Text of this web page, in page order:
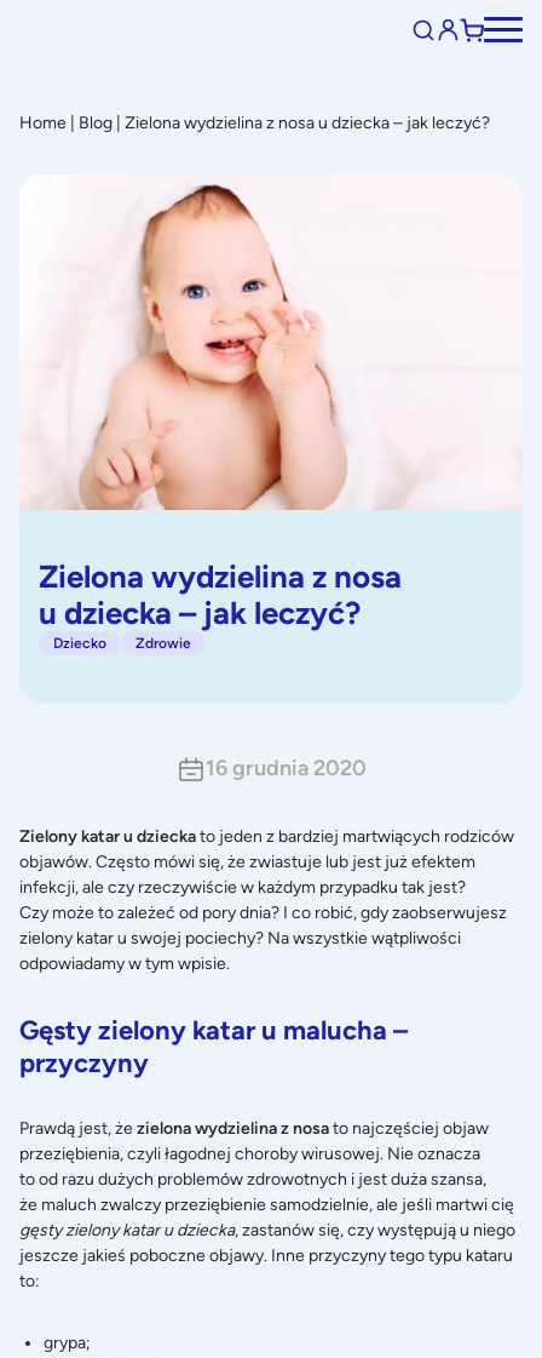
Home Blog Zielona wydzielina z nosa u dziecka – jak leczyć?
Zielona wydzielina z nosa
u dziecka – jak leczyć?
Dziecko Zdrowie
16 grudnia 2020
Zielony katar u dzieckato jeden z bardziej martwiących rodziców
objawów. Często mówi się, że zwiastuje lub jest już efektem
infekcji, ale czy rzeczywiście w każdym przypadku tak jest?
Czy może to zależeć od pory dnia? I co robić, gdy zaobserwujesz
zielony katar u swojej pociechy? Na wszystkie wątpliwości
odpowiadamy w tym wpisie.
Gęsty zielony katar u malucha –
przyczyny
Prawdą jest, żezielona wydzielina z nosato najczęściej objaw
przeziębienia, czyli łagodnej choroby wirusowej. Nie oznacza
to od razu dużych problemów zdrowotnych i jest duża szansa,
że maluch zwalczy przeziębienie samodzielnie, ale jeśli martwi cię
gęsty zielony katar u dziecka, zastanów się, czy występują u niego
jeszcze jakieś poboczne objawy. Inne przyczyny tego typu kataru
to:
grypa;